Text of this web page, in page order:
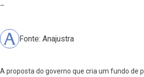
–
Fonte: Anajustra
A proposta do governo que cria um fundo de